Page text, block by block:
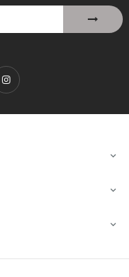
Instagram


